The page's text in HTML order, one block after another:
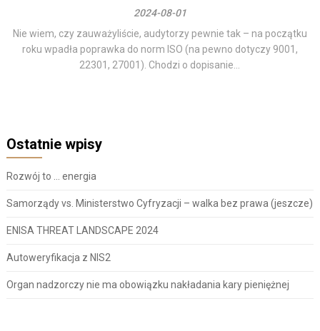
2024-08-01
Nie wiem, czy zauważyliście, audytorzy pewnie tak – na początku
roku wpadła poprawka do norm ISO (na pewno dotyczy 9001,
22301, 27001). Chodzi o dopisanie...
Ostatnie wpisy
Rozwój to … energia
Samorządy vs. Ministerstwo Cyfryzacji – walka bez prawa (jeszcze)
ENISA THREAT LANDSCAPE 2024
Autoweryfikacja z NIS2
Organ nadzorczy nie ma obowiązku nakładania kary pieniężnej